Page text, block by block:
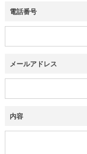
電話番号
メールアドレス
内容